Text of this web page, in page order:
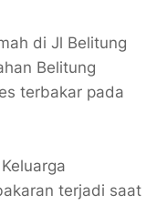
di Jl Belitung
Belitung
terbakar pada
terjadi saat